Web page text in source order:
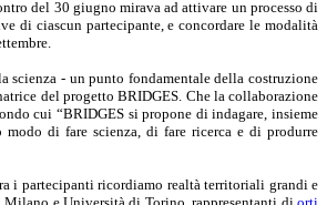
del 30 giugno mirava ad attivare un processo di
di ciascun partecipante, e concordare le modalità
scienza - un punto fondamentale della costruzione
del progetto BRIDGES. Che la collaborazione
cui “BRIDGES si propone di indagare, insieme
di fare scienza, di fare ricerca e di produrre
i partecipanti ricordiamo realtà territoriali grandi e